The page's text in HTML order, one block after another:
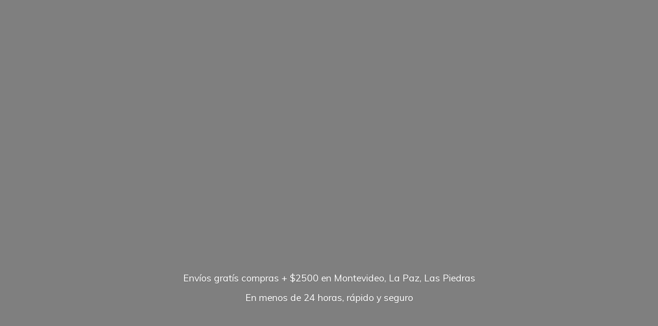
Envíos gratís compras + $2500 en Montevideo, La Paz, Las Piedras
En menos de 24 horas, rápido y seguro